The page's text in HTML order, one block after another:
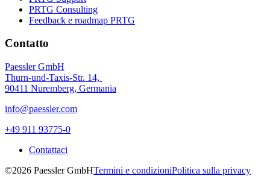
PRTG Consulting
Feedback e roadmap PRTG
Contatto
Paessler GmbH
Thurn-und-Taxis-Str. 14,
90411 Nuremberg, Germania
info@paessler.com
+49 911 93775-0
Contattaci
©2026 Paessler GmbHTermini e condizioniPolitica sulla privacy